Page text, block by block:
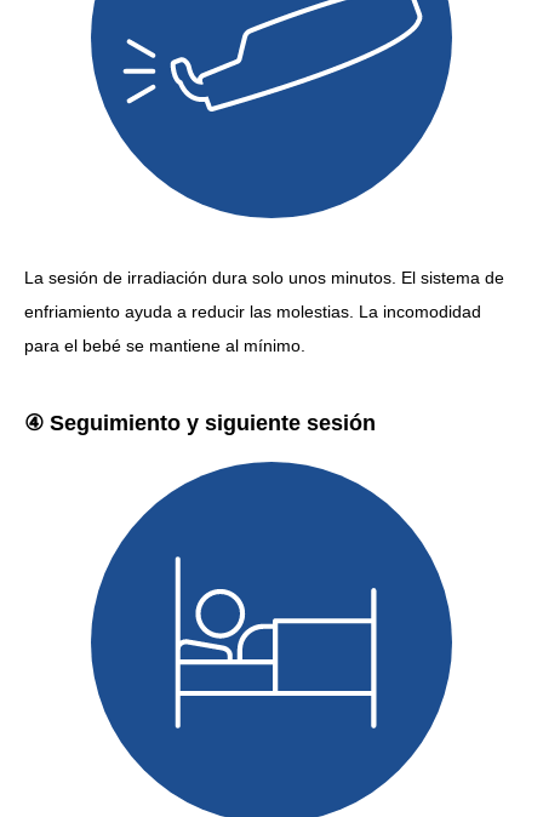
La sesión de irradiación dura solo unos minutos. El sistema de
enfriamiento ayuda a reducir las molestias. La incomodidad
para el bebé se mantiene al mínimo.
④ Seguimiento y siguiente sesión